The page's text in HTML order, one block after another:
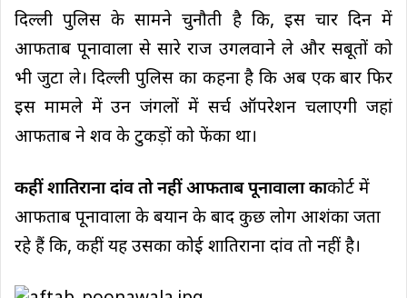
दिल्ली पुलिस के सामने चुनौती है कि, इस चार दिन में
आफताब पूनावाला से सारे राज उगलवाने ले और सबूतों को
भी जुटा ले। दिल्ली पुलिस का कहना है कि अब एक बार फिर
इस मामले में उन जंगलों में सर्च ऑपरेशन चलाएगी जहां
आफताब ने शव के टुकड़ों को फेंका था।
कहीं शातिराना दांव तो नहीं आफताब पूनावाला काकोर्ट में
आफताब पूनावाला के बयान के बाद कुछ लोग आशंका जता
रहे हैं कि, कहीं यह उसका कोई शातिराना दांव तो नहीं है।